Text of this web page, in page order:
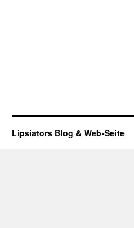
Lipsiators Blog & Web-Seite